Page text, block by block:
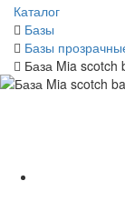
Каталог
Базы
Базы
База Mia scotch